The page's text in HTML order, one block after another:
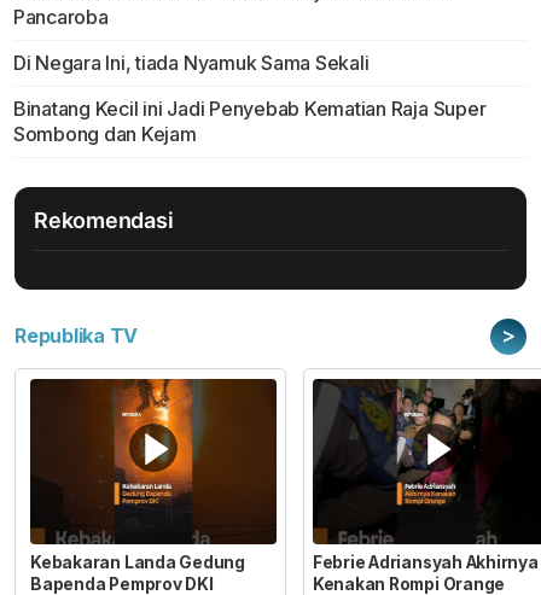
Pancaroba
Di Negara Ini, tiada Nyamuk Sama Sekali
Binatang Kecil ini Jadi Penyebab Kematian Raja Super
Sombong dan Kejam
Rekomendasi
Republika TV >
Kebakaran Landa Gedung
Bapenda Pemprov DKI
Febrie Adriansyah Akhirnya
Kenakan Rompi Orange